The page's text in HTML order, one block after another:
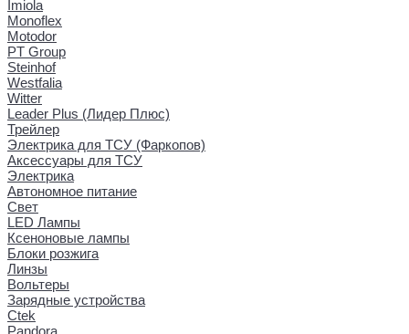
Imiola
Monoflex
Motodor
PT Group
Steinhof
Westfalia
Witter
Leader Plus (Лидер Плюс)
Трейлер
Электрика для ТСУ (Фаркопов)
Аксессуары для ТСУ
Электрика
Автономное питание
Свет
LED Лампы
Ксеноновые лампы
Блоки розжига
Линзы
Вольтеры
Зарядные устройства
Ctek
Pandora